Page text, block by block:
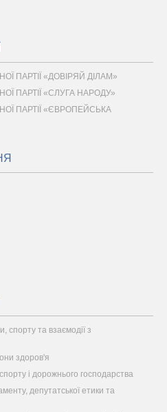
ПАРТІЇ «ДОВІРЯЙ ДІЛАМ»
ПАРТІЇ «СЛУГА НАРОДУ»
ПАРТІЇ «ЄВРОПЕЙСЬКА
спорту та взаємодії з
здоров'я
і дорожнього господарства
депутатської етики та